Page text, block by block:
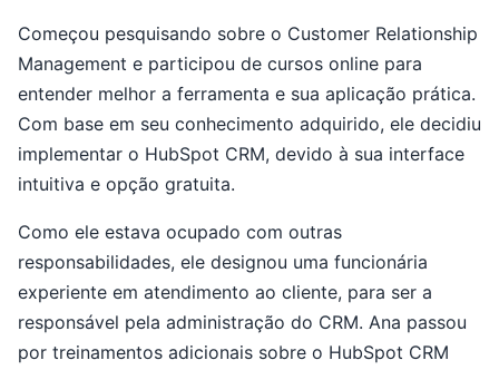
Começou pesquisando sobre o Customer Relationship
Management e participou de cursos online para
entender melhor a ferramenta e sua aplicação prática.
Com base em seu conhecimento adquirido, ele decidiu
implementar o HubSpot CRM, devido à sua interface
intuitiva e opção gratuita.
Como ele estava ocupado com outras
responsabilidades, ele designou uma funcionária
experiente em atendimento ao cliente, para ser a
responsável pela administração do CRM. Ana passou
por treinamentos adicionais sobre o HubSpot CRM